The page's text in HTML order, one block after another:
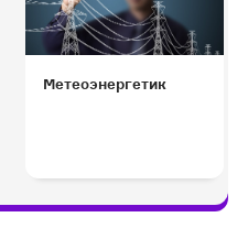
Метеоэнергетик